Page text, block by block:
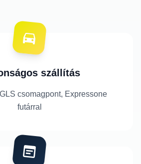
szállítás
csomagpont, Expressone
futárral